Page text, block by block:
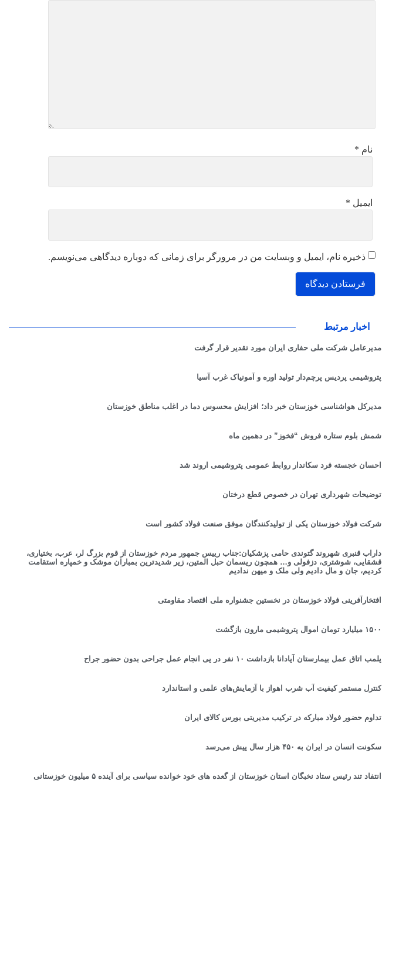
نام *
ایمیل *
ذخیره نام، ایمیل و وبسایت من در مرورگر برای زمانی که دوباره دیدگاهی می‌نویسم.
اخبار مرتبط
مدیرعامل شرکت ملی حفاری ایران مورد تقدیر قرار گرفت
پتروشیمی پردیس پرچم‌دار تولید اوره و آمونیاک غرب آسیا
مدیرکل هواشناسی خوزستان خبر داد؛ افزایش محسوس دما در اغلب مناطق خوزستان
شمش بلوم ستاره فروش “فخوز” در دهمین ماه
احسان خجسته‌ فرد سکاندار روابط عمومی پتروشیمی اروند شد
توضیحات شهرداری تهران در خصوص قطع درختان
شرکت فولاد خوزستان یکی از تولیدکنندگان موفق صنعت فولاد کشور است
داراب قنبری شهروند گتوندی حامی پزشکیان:جناب رییس جمهور مردم خوزستان از قوم بزرگ لر، عرب، بختیاری،
قشقایی، شوشتری، دزفولی و… همچون ریسمان حبل المتین، زیر شدیدترین بمباران موشک و خمپاره استقامت
کردیم، جان و مال دادیم ولی ملک و میهن ندادیم
افتخارآفرینی فولاد خوزستان در نخستین جشنواره ملی اقتصاد مقاومتی
۱۵۰۰ میلیارد تومان اموال پتروشیمی مارون بازگشت
پلمب اتاق عمل بیمارستان آپادانا بازداشت ۱۰ نفر در پی انجام عمل جراحی بدون حضور جراح
کنترل مستمر کیفیت آب شرب اهواز با آزمایش‌های علمی و استاندارد
تداوم حضور فولاد مباركه در تركیب مدیریتی بورس كالای ایران
سکونت انسان در ایران به ۴۵۰ هزار سال پیش می‌رسد
انتفاد تند رئیس ستاد نخبگان استان خوزستان از گعده های خود خوانده سیاسی برای آینده ۵ میلیون خوزستانی